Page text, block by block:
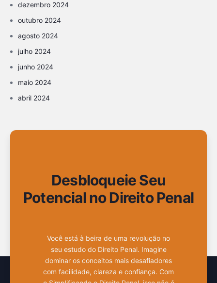
dezembro 2024
outubro 2024
agosto 2024
julho 2024
junho 2024
maio 2024
abril 2024
Desbloqueie Seu
Potencial no Direito Penal
Você está à beira de uma revolução no
seu estudo do Direito Penal. Imagine
dominar os conceitos mais desafiadores
com facilidade, clareza e confiança. Com